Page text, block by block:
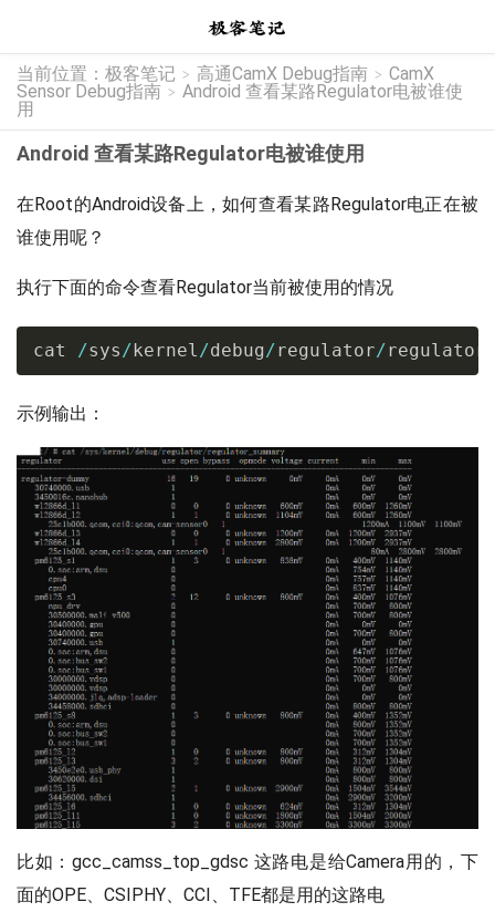
当前位置： 极客笔记 > 高通CamX Debug指南 > CamX
Sensor Debug指南 > Android 查看某路Regulator电被谁使
用
Android 查看某路Regulator电被谁使用
在Root的Android设备上，如何查看某路Regulator电正在被
谁使用呢？
执行下面的命令查看Regulator当前被使用的情况
cat /sys/kernel/debug/regulator/
示例输出：
比如：gcc_camss_top_gdsc 这路电是给Camera用的，下
面的OPE、CSIPHY、CCI、TFE都是用的这路电